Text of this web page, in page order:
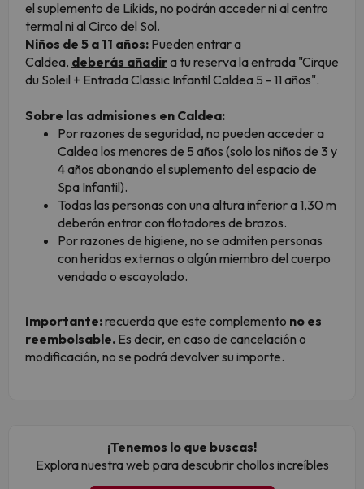
el suplemento de Likids, no podrán acceder ni al centro
termal ni al Circo del Sol.
Niños de 5 a 11 años: Pueden entrar a
Caldea, deberás añadira tu reserva la entrada "Cirque
du Soleil + Entrada Classic Infantil Caldea 5 - 11 años".
Sobre las admisiones en Caldea:
Por razones de seguridad, no pueden acceder a
Caldea los menores de 5 años (solo los niños de 3 y
4 años abonando el suplemento del espacio de
Spa Infantil).
Todas las personas con una altura inferior a 1,30 m
deberán entrar con flotadores de brazos.
Por razones de higiene, no se admiten personas
con heridas externas o algún miembro del cuerpo
vendado o escayolado.
Importante:recuerda que este complemento no es
reembolsable. Es decir, en caso de cancelación o
modificación, no se podrá devolver su importe.
¡Tenemos lo que buscas!
Explora nuestra web para descubrir chollos increíbles